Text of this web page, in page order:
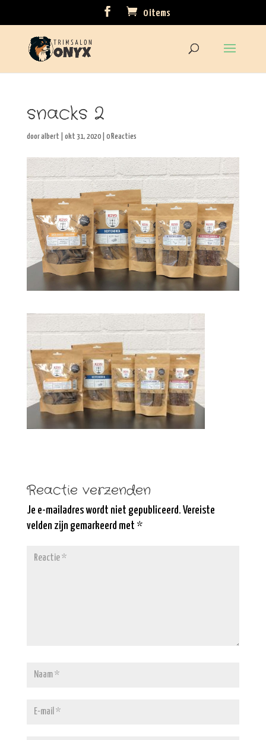
0 items
snacks 2
dooralbert okt 31, 2020| 0 Reacties
Reactie verzenden
Je e-mailadres wordt niet gepubliceerd. Vereiste
velden zijn gemarkeerd met *